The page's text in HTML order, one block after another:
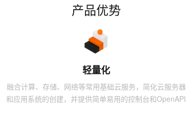
产品优势
轻量化
融合计算、存储、网络等常用基础云服务，简化云服务器
和应用系统的创建，并提供简单易用的控制台和OpenAPI